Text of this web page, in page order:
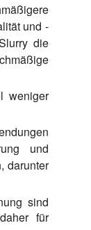
und -
die
weniger
und
darunter
sind
für